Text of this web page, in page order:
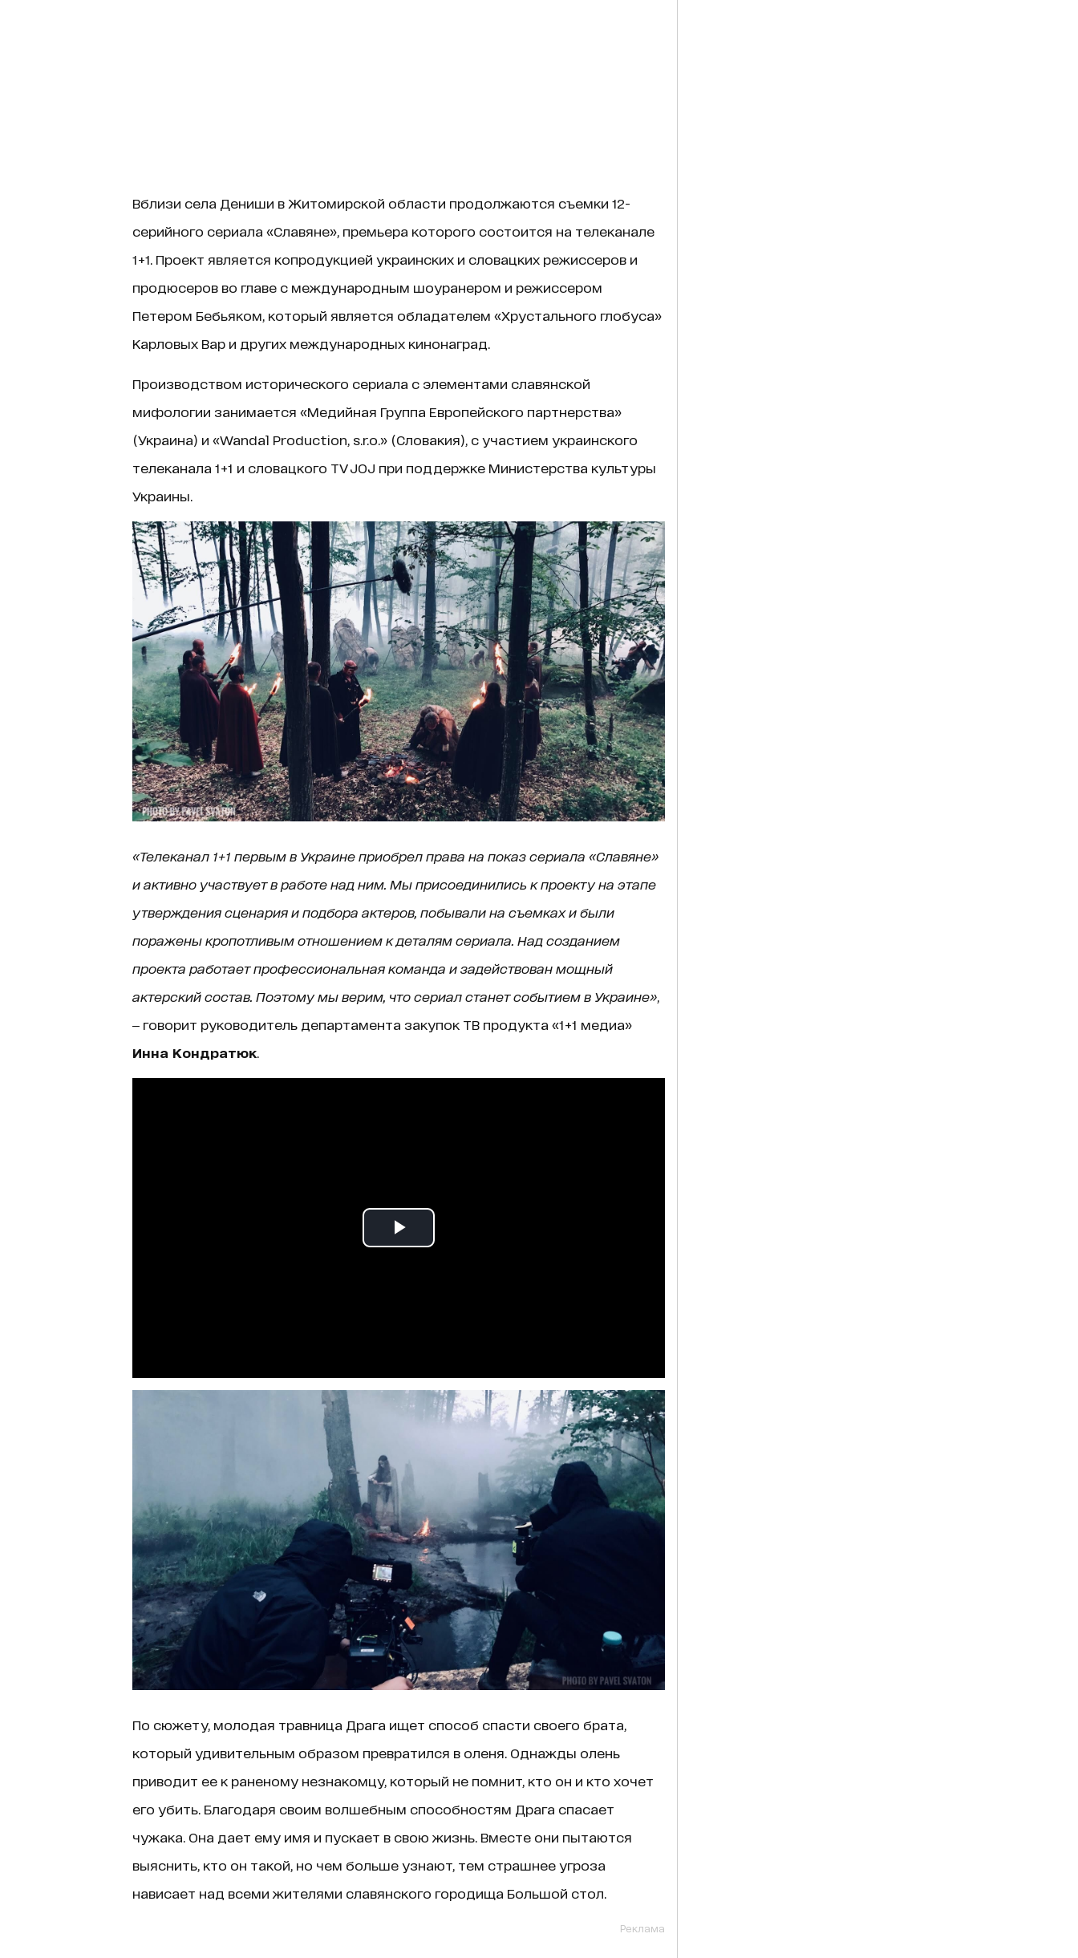
Вблизи села Дениши в Житомирской области продолжаются съемки 12-
серийного сериала «Славяне», премьера которого состоится на телеканале
1+1. Проект является копродукцией украинских и словацких режиссеров и
продюсеров во главе с международным шоуранером и режиссером
Петером Бебьяком, который является обладателем «Хрустального глобуса»
Карловых Вар и других международных кинонаград.
Производством исторического сериала с элементами славянской
мифологии занимается «Медийная Группа Европейского партнерства»
(Украина) и «Wandal Production, s.r.o.» (Словакия), с участием украинского
телеканала 1+1 и словацкого TV JOJ при поддержке Министерства культуры
Украины.
«Телеканал 1+1 первым в Украине приобрел права на показ сериала «Славяне»
и активно участвует в работе над ним. Мы присоединились к проекту на этапе
утверждения сценария и подбора актеров, побывали на съемках и были
поражены кропотливым отношением к деталям сериала. Над созданием
проекта работает профессиональная команда и задействован мощный
актерский состав. Поэтому мы верим, что сериал станет событием в Украине»,
‒ говорит руководитель департамента закупок ТВ продукта «1+1 медиа»
Инна Кондратюк.
По сюжету, молодая травница Драга ищет способ спасти своего брата,
который удивительным образом превратился в оленя. Однажды олень
приводит ее к раненому незнакомцу, который не помнит, кто он и кто хочет
его убить. Благодаря своим волшебным способностям Драга спасает
чужака. Она дает ему имя и пускает в свою жизнь. Вместе они пытаются
выяснить, кто он такой, но чем больше узнают, тем страшнее угроза
нависает над всеми жителями славянского городища Большой стол.
Реклама